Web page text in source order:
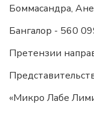
Боммасандра,
Бангалор - 560
Претензии
«Микро Лабе